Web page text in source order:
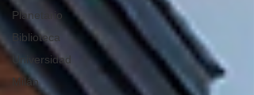
Planetario
Biblioteca
Universidad
Milán